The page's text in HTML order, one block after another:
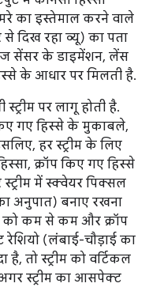
का इस्तेमाल करने वाले
दिख रहा व्यू) का पता
सेंसर के डाइमेंशन, लेंस
के आधार पर मिलती है.
पर लागू होती है.
गए हिस्से के मुकाबले,
हर स्ट्रीम के लिए
क्रॉप किए गए हिस्से
में स्क्वेयर पिक्सल
अनुपात) बनाए रखना
को कम से कम और क्रॉप
(लंबाई-चौड़ाई का
तो स्ट्रीम को वर्टिकल
अगर स्ट्रीम का आसपेक्ट